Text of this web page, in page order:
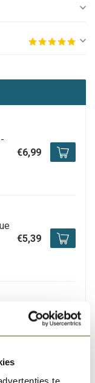
te
€6,99
€5,39
€5,79